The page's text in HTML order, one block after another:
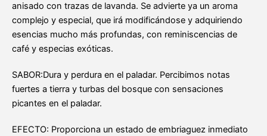
anisado con trazas de lavanda. Se advierte ya un aroma
complejo y especial, que irá modificándose y adquiriendo
esencias mucho más profundas, con reminiscencias de
café y especias exóticas.
SABOR:Dura y perdura en el paladar. Percibimos notas
fuertes a tierra y turbas del bosque con sensaciones
picantes en el paladar.
EFECTO: Proporciona un estado de embriaguez inmediato